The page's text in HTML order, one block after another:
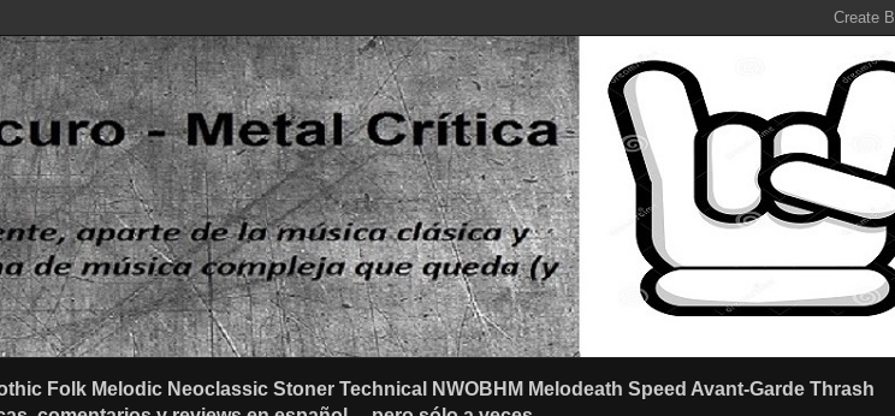
Folk Melodic Neoclassic Stoner Technical NWOBHM Melodeath Speed Avant-Garde Thrash